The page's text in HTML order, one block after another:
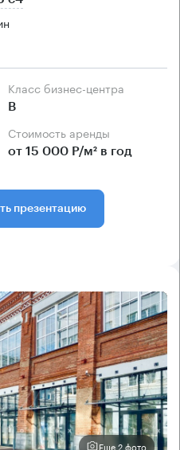
Класс бизнес-центра
B
Стоимость аренды
от 15 000 Р/м² в год
презентацию
Еще 2 фото